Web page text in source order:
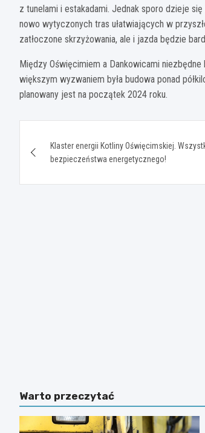
z tunelami i estakadami. Jednak sporo dzieje
nowo wytyczonych tras ułatwiających w
zatłoczone skrzyżowania, ale i jazda będzie
Między Oświęcimiem a Dankowicami
większym wyzwaniem była budowa ponad
planowany jest na początek 2024 roku.
wpisuKlaster energii Kotliny Oświęcimskiej.
bezpieczeństwa energetycznego!
Warto przeczytać